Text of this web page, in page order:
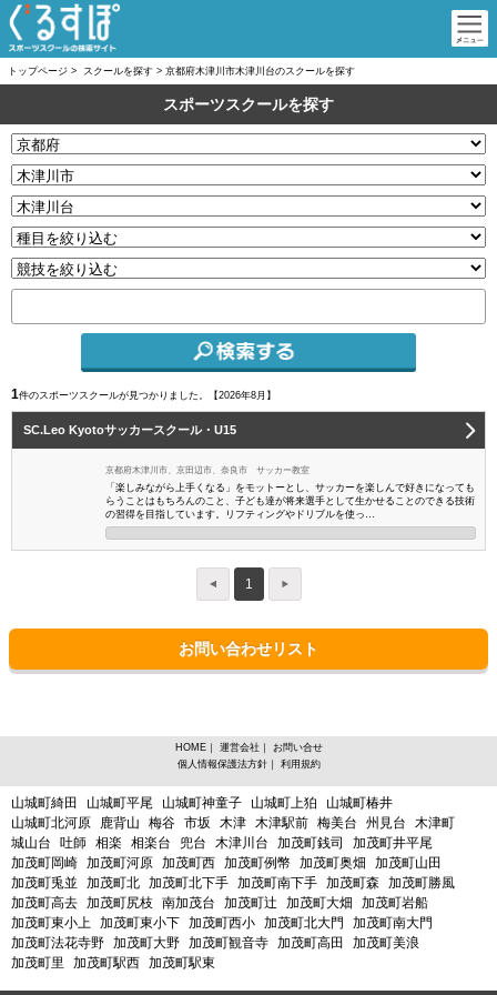
トップページ > スクールを探す > 京都府木津川市木津川台のスクールを探す
スポーツスクールを探す
1件のスポーツスクールが見つかりました。【2026年8月】
SC.Leo Kyotoサッカースクール・U15
京都府木津川市、京田辺市、奈良市 サッカー教室
「楽しみながら上手くなる」をモットーとし、サッカーを楽しんで好きになっても
らうことはもちろんのこと、子ども達が将来選手として生かせることのできる技術
の習得を目指しています。リフティングやドリブルを使っ…
1
お問い合わせリスト
京都府木津川市木津川台からスポーツスクールを探す
山城町綺田 山城町平尾 山城町神童子 山城町上狛
山城町椿井
山城町北河原
鹿背山 梅谷 市坂 木津 木津駅前 梅美台 州見台
木津町
城山台
吐師 相楽 相楽台 兜台 木津川台 加茂町銭司
加茂町井平尾
加茂町岡崎 加茂町河原 加茂町西 加茂町例幣 加茂町奥畑
加茂町山田
加茂町兎並
加茂町北 加茂町北下手 加茂町南下手 加茂町森 加茂町勝風
加茂町高去 加茂町尻枝 南加茂台 加茂町辻 加茂町大畑
加茂町岩船
加茂町東小上 加茂町東小下 加茂町西小 加茂町北大門
加茂町南大門
加茂町法花寺野 加茂町大野 加茂町観音寺 加茂町高田
加茂町美浪
加茂町里
加茂町駅西 加茂町駅東
HOME｜ 運営会社 ｜
お問い合せ
個人情報保護法方針｜ 利用規約